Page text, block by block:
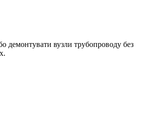
демонтувати вузли трубопроводу без